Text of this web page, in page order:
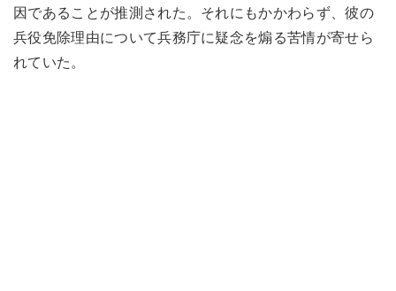
因であることが推測された。それにもかかわらず、彼の
兵役免除理由について兵務庁に疑念を煽る苦情が寄せら
れていた。